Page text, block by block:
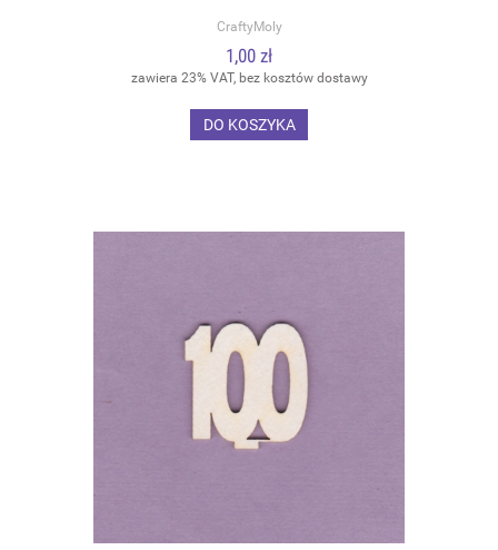
CraftyMoly
1,00 zł
zawiera 23% VAT, bez kosztów dostawy
DO KOSZYKA